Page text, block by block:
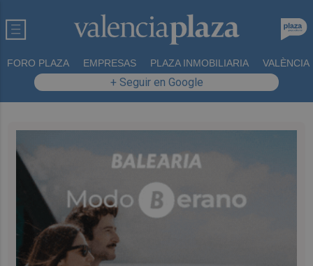
FORO PLAZA EMPRESAS PLAZA INMOBILIARIA VALÈNCIA
+ Seguir en Google